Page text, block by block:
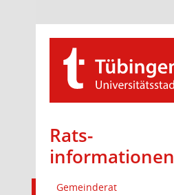
Rats­
informationen
Gemeinderat